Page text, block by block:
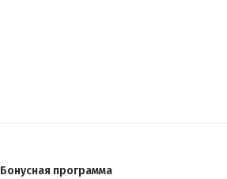
Бонусная программа